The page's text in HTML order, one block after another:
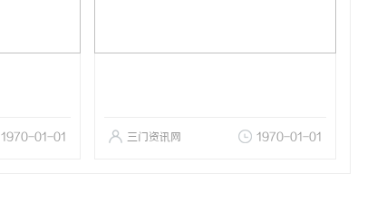
1970-01-01 三门资讯网 1970-01-01